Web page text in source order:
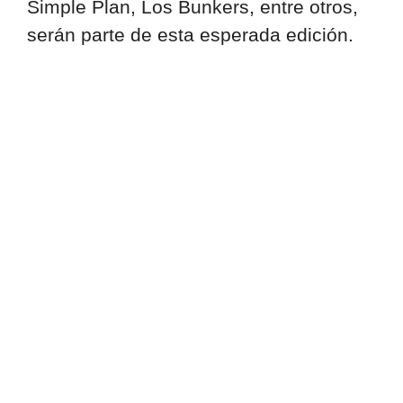
Simple Plan, Los Bunkers, entre otros,
serán parte de esta esperada edición.